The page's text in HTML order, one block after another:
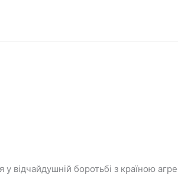
відчайдушній боротьбі з країною